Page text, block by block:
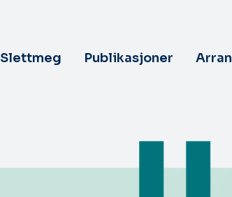
Slettmeg Publikasjoner